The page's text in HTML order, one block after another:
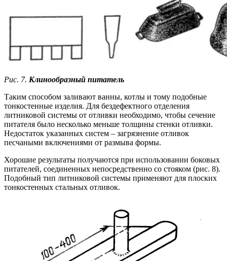
Рис. 7. Клинообразный питатель
Таким способом заливают ванны, котлы и тому подобные
тонкостенные изделия. Для бездефектного отделения
литниковой системы от отливки необходимо, чтобы сечение
питателя было несколько меньше толщины стенки отливки.
Недостаток указанных систем – загрязнение отливок
песчаными включениями от размыва формы.
Хорошие результаты получаются при использовании боковых
питателей, соединенных непосредственно со стояком (рис. 8).
Подобный тип литниковой системы применяют для плоских
тонкостенных стальных отливок.